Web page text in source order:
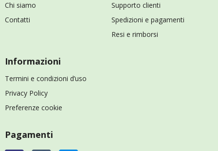
Chi siamo
Contatti
Supporto clienti
Spedizioni e pagamenti
Resi e rimborsi
Informazioni
Termini e condizioni d’uso
Privacy Policy
Preferenze cookie
Pagamenti